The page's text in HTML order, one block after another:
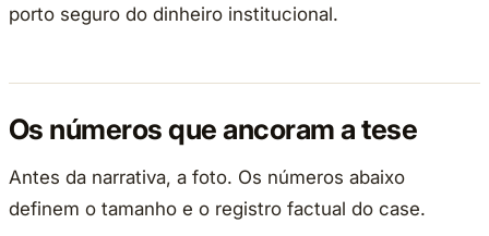
porto seguro do dinheiro institucional.
Os números que ancoram a tese
Antes da narrativa, a foto. Os números abaixo
definem o tamanho e o registro factual do case.